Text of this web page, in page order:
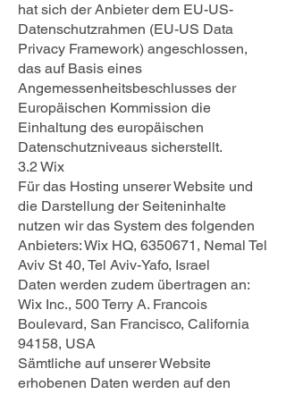
hat sich der Anbieter dem EU-US-
Datenschutzrahmen (EU-US Data
Privacy Framework) angeschlossen,
das auf Basis eines
Angemessenheitsbeschlusses der
Europäischen Kommission die
Einhaltung des europäischen
Datenschutzniveaus sicherstellt.
3.2 Wix
Für das Hosting unserer Website und
die Darstellung der Seiteninhalte
nutzen wir das System des folgenden
Anbieters: Wix HQ, 6350671, Nemal Tel
Aviv St 40, Tel Aviv-Yafo, Israel
Daten werden zudem übertragen an:
Wix Inc., 500 Terry A. Francois
Boulevard, San Francisco, California
94158, USA
Sämtliche auf unserer Website
erhobenen Daten werden auf den